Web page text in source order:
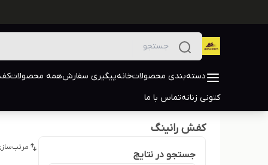
دسته‌بندی محصولاتخانهپیگیری سفارشهمه محصولات
کتونی زنانهتماس با ما
کفش رانینگ
جستجو در نتایج